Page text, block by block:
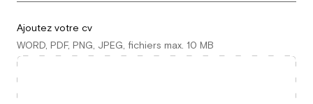
Ajoutez votre cv
WORD, PDF, PNG, JPEG, fichiers max. 10 MB